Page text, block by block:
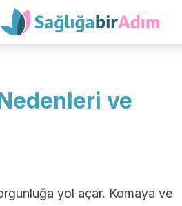
ve
yol açar. Komaya ve